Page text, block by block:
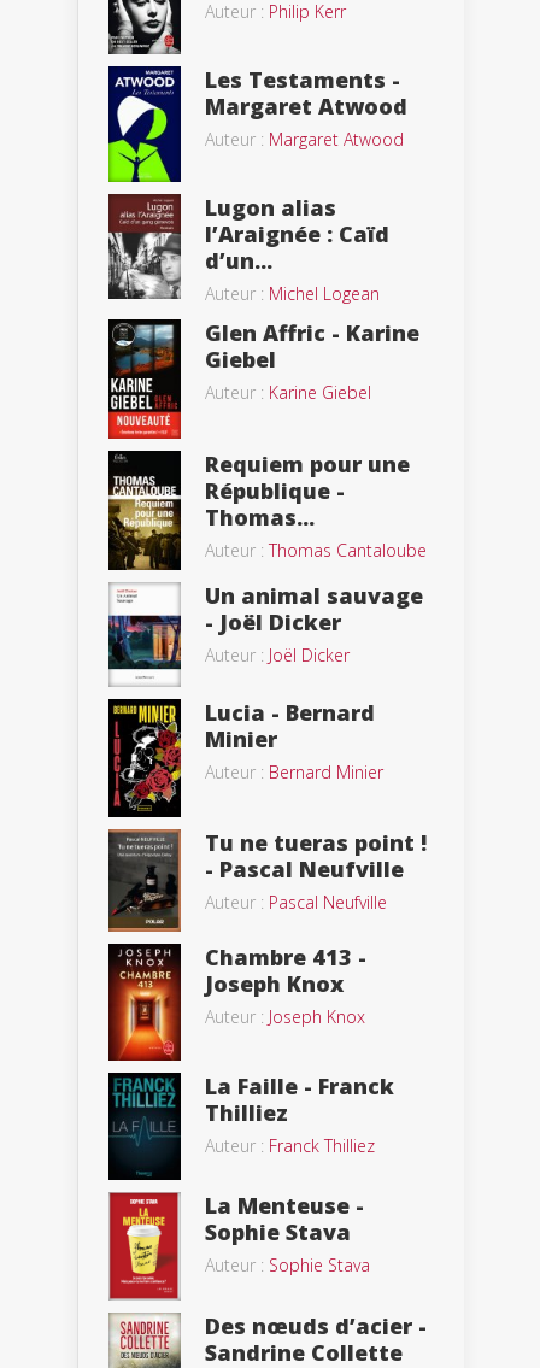
Auteur : Philip Kerr
Les Testaments -
Margaret Atwood
Auteur : Margaret Atwood
Lugon alias
l’Araignée : Caïd
d’un...
Auteur : Michel Logean
Glen Affric - Karine
Giebel
Auteur : Karine Giebel
Requiem pour une
République -
Thomas...
Auteur :Thomas Cantaloube
Un animal sauvage
- Joël Dicker
Auteur : Joël Dicker
Lucia - Bernard
Minier
Auteur : Bernard Minier
Tu ne tueras point !
- Pascal Neufville
Auteur : Pascal Neufville
Chambre 413 -
Joseph Knox
Auteur : Joseph Knox
La Faille - Franck
Thilliez
Auteur : Franck Thilliez
La Menteuse -
Sophie Stava
Auteur : Sophie Stava
Des nœuds d’acier -
Sandrine Collette